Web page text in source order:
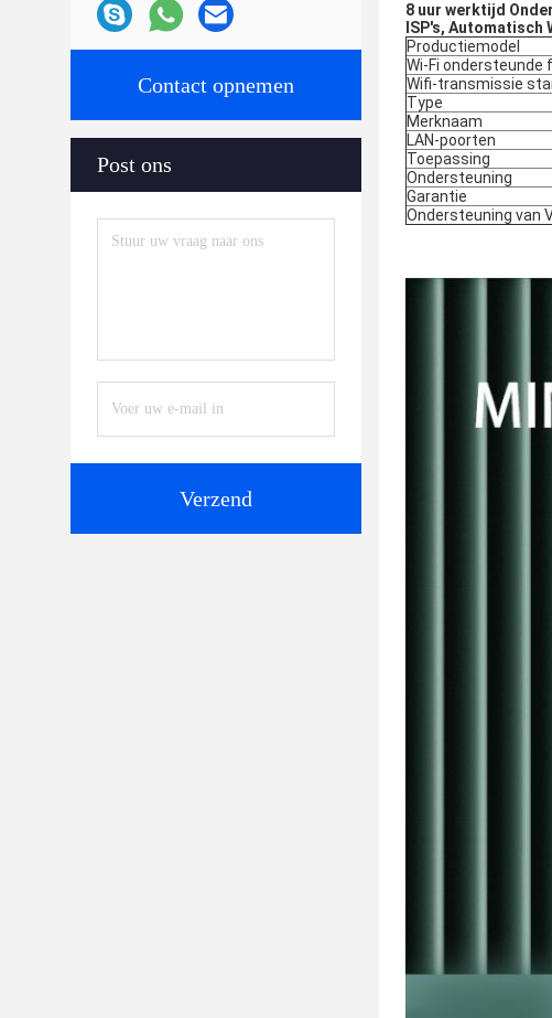
Contact opnemen
Post ons
Verzend
8 uur werktijd
ISP's, Automatisch
Productiemodel
Wi-Fi ondersteunde
Wifi-transmissie
Type
Merknaam
LAN-poorten
Toepassing
Ondersteuning
Garantie
Ondersteuning van